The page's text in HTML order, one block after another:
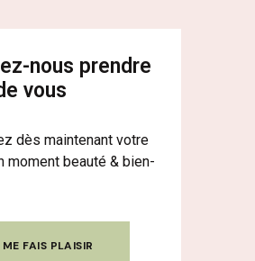
nous prendre
vous
dès maintenant votre
moment beauté & bien-
ME FAIS PLAISIR